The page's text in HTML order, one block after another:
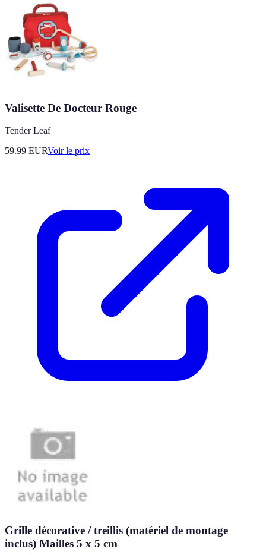
Valisette De Docteur Rouge
Tender Leaf
59.99 EURVoir le prix
Grille décorative / treillis (matériel de montage
inclus) Mailles 5 x 5 cm